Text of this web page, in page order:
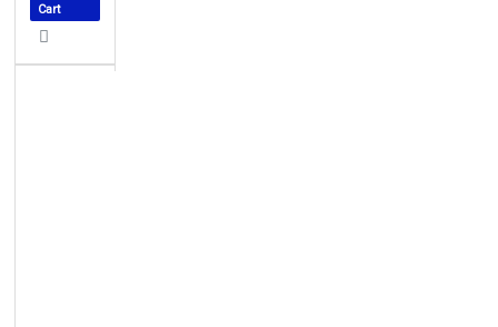
Cart